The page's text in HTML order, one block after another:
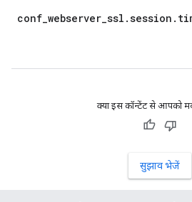
क्या इस कॉन्टेंट से आपको
सुझाव भेजें